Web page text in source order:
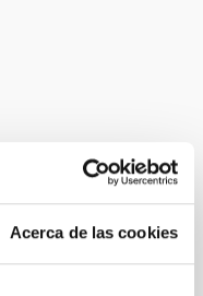
Acerca de las cookies